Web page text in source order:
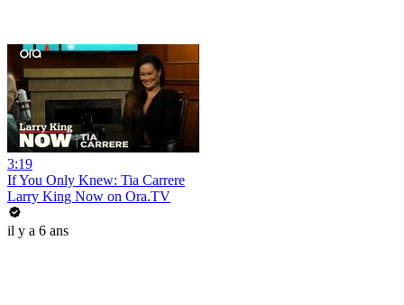
3:19
If You Only Knew: Tia Carrere
Larry King Now on Ora.TV
il y a 6 ans